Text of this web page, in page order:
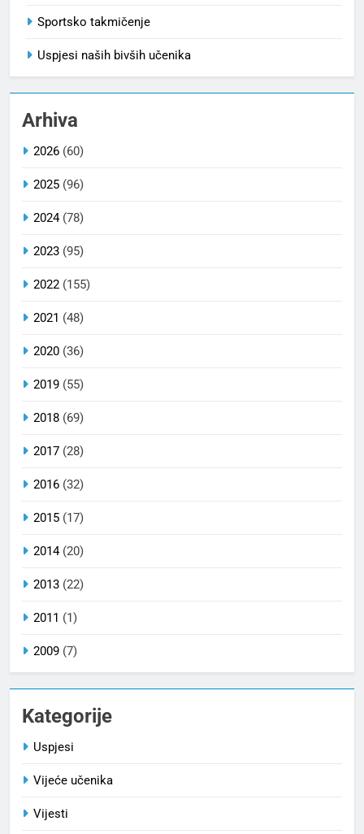
Sportsko takmičenje
Uspjesi naših bivših učenika
Arhiva
2026 (60)
2025 (96)
2024(78)
2023 (95)
2022 (155)
2021 (48)
2020 (36)
2019 (55)
2018 (69)
2017 (28)
2016 (32)
2015 (17)
2014(20)
2013 (22)
2011 (1)
2009 (7)
Kategorije
Uspjesi
Vijeće učenika
Vijesti